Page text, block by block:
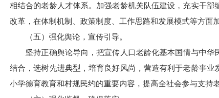
相结合的老龄人才体系。加强老龄机关队伍建设，充实干
改革，在体制机制、政策制度、工作思路和发展模式等方面
（五）强化舆论，宣传引导。
坚持正确舆论导向，把宣传人口老龄化基本国情与中
结合，选树先进典型，培育良好风尚，营造有利于老龄事
小学德育教育和村规民约的重要内容，提高全社会参与支持